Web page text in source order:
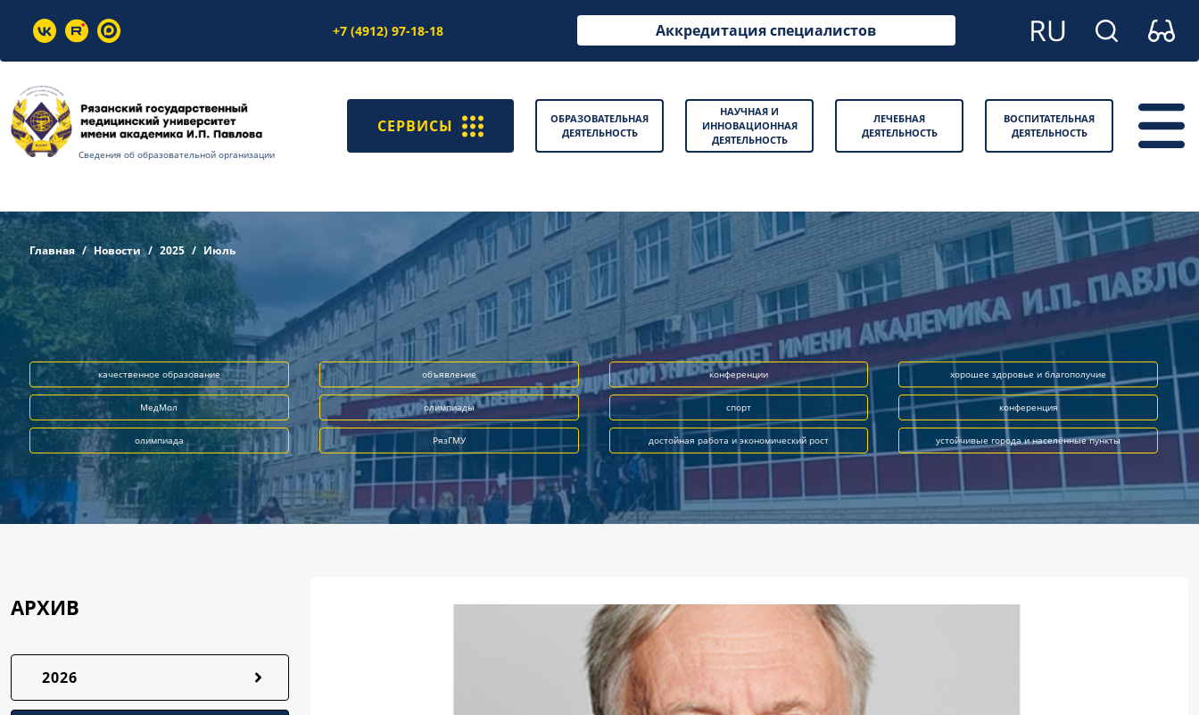
+7 (4912) 97-18-18 Аккредитация специалистов
Сведения об образовательной организации
СЕРВИСЫ
ОБРАЗОВАТЕЛЬНАЯ
ДЕЯТЕЛЬНОСТЬ
НАУЧНАЯ И
ИННОВАЦИОННАЯ
ДЕЯТЕЛЬНОСТЬ
ЛЕЧЕБНАЯ
ДЕЯТЕЛЬНОСТЬ
ВОСПИТАТЕЛЬНАЯ
ДЕЯТЕЛЬНОСТЬ
Главная Новости 2025 Июль
качественное образование объявление конференции хорошее здоровье и благополучие
МедМол олимпиады спорт конференция
олимпиада РязГМУ достойная работа и экономический рост устойчивые города и населённые пункты
АРХИВ
2026